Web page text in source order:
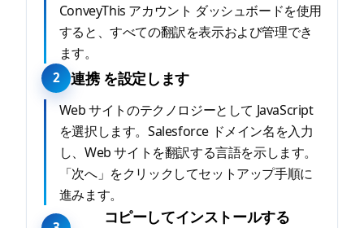
ConveyThis アカウント ダッシュボードを使用
すると、すべての翻訳を表示および管理でき
ます。
2 連携 を設定します
Web サイトのテクノロジーとして JavaScript
を選択します。Salesforce ドメイン名を入力
し、Web サイトを翻訳する言語を示します。
「次へ」をクリックしてセットアップ手順に
進みます。
コピーしてインストールする